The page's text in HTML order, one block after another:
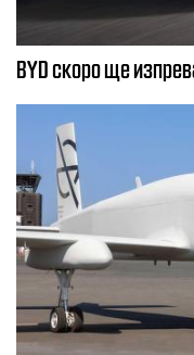
BYD скоро ще